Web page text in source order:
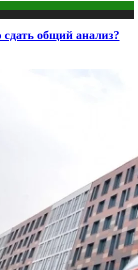
общий анализ?